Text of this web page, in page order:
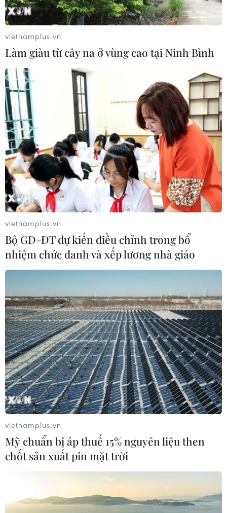
Cả nước chung tay giúp đỡ miền Trung
khắc phục hậu quả mưa lũ
23/10/2020 22:39
Phong trào quyên góp ủng hộ đồng bào miền Trung đã
và đang tiếp tục được các cơ quan, đoàn thể, tổ chức
và cá nhân trên cả nước phát động mạnh mẽ nhằm
chung tay cùng bà con khắc phục hậu quả mưa lũ.
''Tạo điều kiện thuận lợi cho hoạt động tài
trợ nhân dân vùng lũ''
24/10/2020 07:51
Thủ tướng yêu cầu cần nhanh chóng đảm bảo cuộc
sống bình thường cho nhân dân trong vùng lũ lụt, vận
động cả hệ thống chính trị “xắn tay áo” hỗ trợ người
dân trong tái thiết cuộc sống.
vietnamplus.vn
Làm giàu từ cây na ở vùng cao tại Ninh Bình
vietnamplus.vn
Bộ GD-ĐT dự kiến điều chỉnh trong bổ
nhiệm chức danh và xếp lương nhà giáo
vietnamplus.vn
Mỹ chuẩn bị áp thuế 15% nguyên liệu then
chốt sản xuất pin mặt trời